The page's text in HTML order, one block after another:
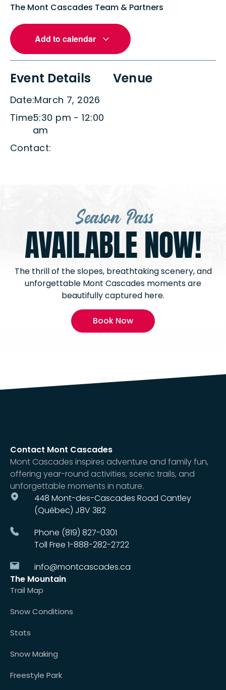
The Mont Cascades Team & Partners
Add to calendar
Event Details
Date:March 7, 2026
Time:5:30 pm -12:00
am
Contact:
Venue
Season Pass
AVAILABLE NOW!
The thrill of the slopes, breathtaking scenery, and
unforgettable Mont Cascades moments are
beautifully captured here.
Book Now
Contact Mont Cascades
Mont Cascades inspires adventure and family fun,
offering year-round activities, scenic trails, and
unforgettable moments in nature.
448 Mont-des-Cascades Road Cantley
(Québec) J8V 3B2
Phone (819) 827-0301
Toll Free 1-888-282-2722
info@montcascades.ca
The Mountain
Trail Map
Snow Conditions
Stats
Snow Making
Freestyle Park